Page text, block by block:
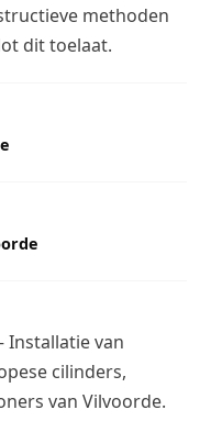
methoden
dit toelaat.
Installatie van
cilinders,
van Vilvoorde.